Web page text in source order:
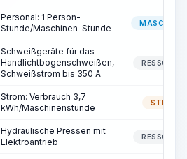
Personal: 1 Person-
Stunde/Maschinen-Stunde
Schweißgeräte für das
Handlichtbogenschweißen,
Schweißstrom bis 350 A
Strom: Verbrauch 3,7
kWh/Maschinenstunde
STROM
Hydraulische Pressen mit
Elektroantrieb